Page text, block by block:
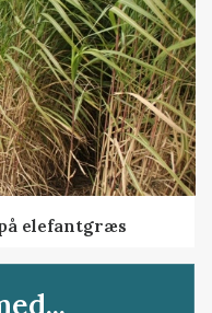
elefantgræs